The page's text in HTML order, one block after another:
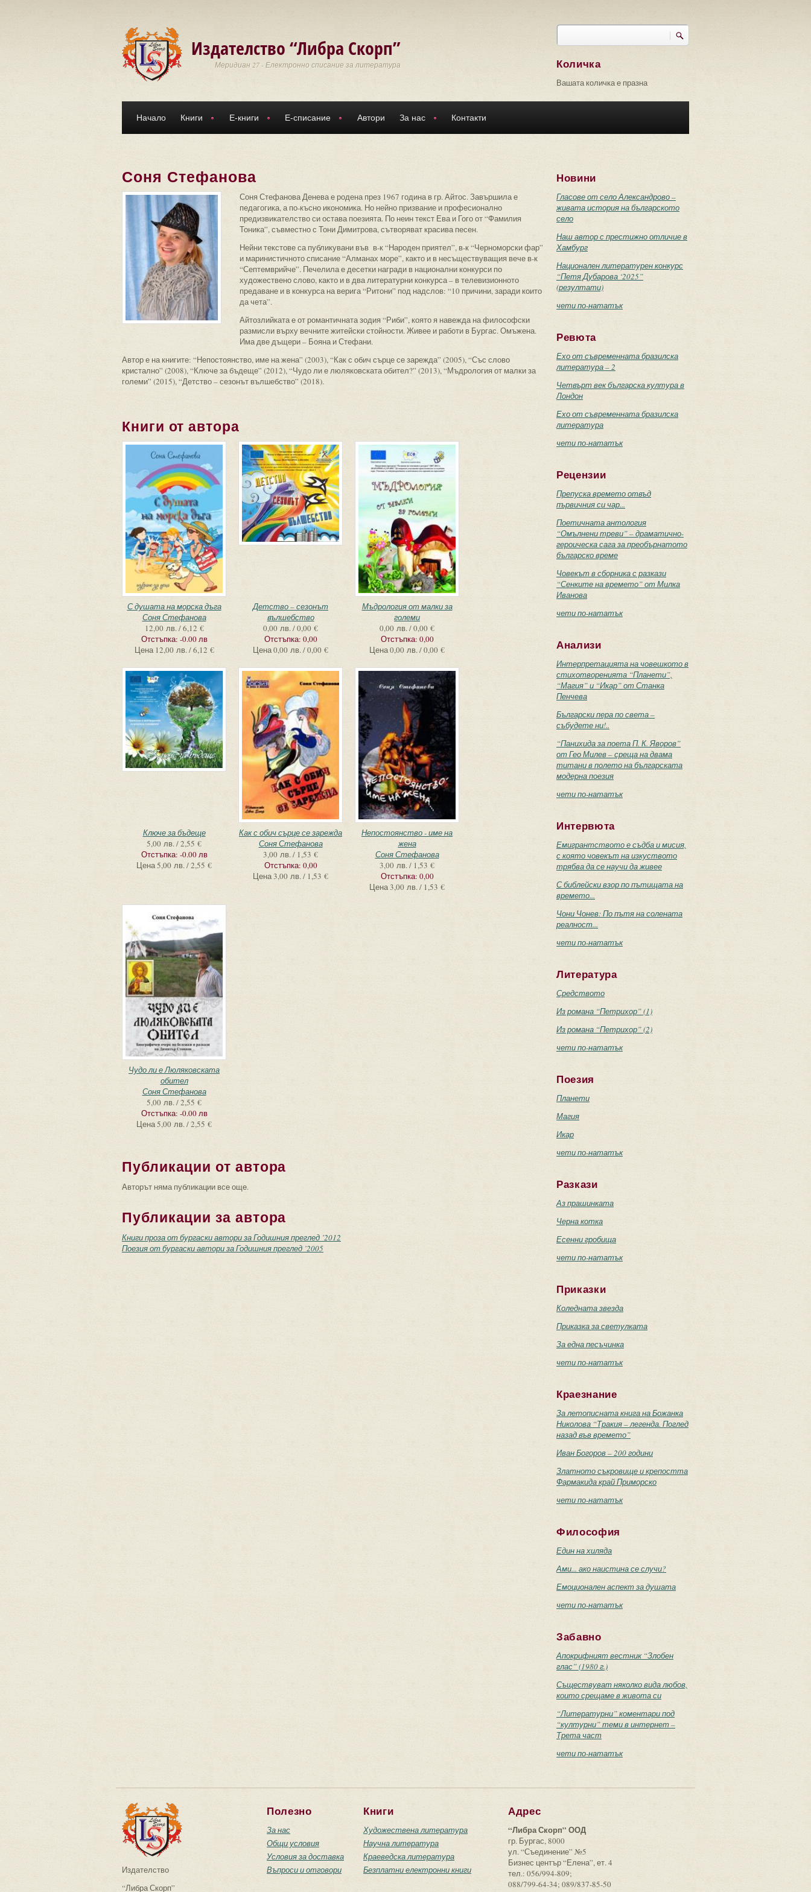
Издателство “Либра Скорп”
Меридиан 27 - Електронно списание за литература
Търси
Количка
Вашата количка е празна
Начало Книги Е-книги Е-списание Автори За нас Контакти
Соня Стефанова
Соня Стефанова Денева е родена през 1967 година в гр. Айтос. Завършила е
педагогика, а по-късно икономика. Но нейно призвание и професионално
предизвикателство си остава поезията. По неин текст Ева и Гого от “Фамилия
Тоника”, съвместно с Тони Димитрова, сътворяват красива песен.
Нейни текстове са публикувани във в-к “Народен приятел”, в-к “Черноморски фар”
и маринистичното списание “Алманах море”, както и в несъществуващия вече в-к
“Септемврийче”. Печелила е десетки награди в национални конкурси по
художествено слово, както и в два литературни конкурса – в телевизионното
предаване и в конкурса на верига “Ритони” под надслов: “10 причини, заради които
да чета”.
Айтозлийката е от романтичната зодия “Риби”, която я навежда на философски
размисли върху вечните житейски стойности. Живее и работи в Бургас. Омъжена.
Има две дъщери – Бояна и Стефани.
Автор е на книгите: “Непостоянство, име на жена” (2003), “Как с обич сърце се зарежда” (2005), “Със слово
кристално” (2008), “Ключе за бъдеще” (2012), “Чудо ли е люляковската обител?” (2013), “Мъдрология от малки за
големи” (2015), “Детство – сезонът вълшебство” (2018).
Книги от автора
С душата на морска дъга
Соня Стефанова
12,00 лв. / 6,12 €
Отстъпка: -0.00 лв
Цена 12,00 лв. / 6,12 €
Детство – сезонът
вълшебство
0,00 лв. / 0,00 €
Отстъпка: 0,00
Цена0,00 лв. / 0,00 €
Мъдрология от малки за
големи
0,00 лв. / 0,00 €
Отстъпка: 0,00
Цена0,00 лв. / 0,00 €
Ключе за бъдеще
5,00 лв. / 2,55 €
Отстъпка: -0.00 лв
Цена5,00 лв. / 2,55 €
Как с обич сърце се зарежда
Соня Стефанова
3,00 лв. / 1,53 €
Отстъпка: 0,00
Цена3,00 лв. / 1,53 €
Непостоянство - име на
жена
Соня Стефанова
3,00 лв. / 1,53 €
Отстъпка: 0,00
Цена3,00 лв. / 1,53 €
Чудо ли е Люляковската
обител
Соня Стефанова
5,00 лв. / 2,55 €
Отстъпка: -0.00 лв
Цена5,00 лв. / 2,55 €
Публикации от автора
Авторът няма публикации все още.
Публикации за автора
Книги проза от бургаски автори за Годишния преглед ’2012
Поезия от бургаски автори за Годишния преглед ’2005
Новини
Гласове от село Александрово –
живата история на българското
село
Наш автор с престижно отличие в
Хамбург
Национален литературен конкурс
“Петя Дубарова ‘2025”
(резултати)
чети по-нататък
Ревюта
Ехо от съвременната бразилска
литература – 2
Четвърт век българска култура в
Лондон
Ехо от съвременната бразилска
литература
чети по-нататък
Рецензии
Препуска времето отвъд
първичния си чар...
Поетичната антология
“Омълнени треви” – драматично-
героическа сага за преобърнатото
българско време
Човекът в сборника с разкази
“Сенките на времето” от Милка
Иванова
чети по-нататък
Анализи
Интерпретацията на човешкото в
стихотворенията “Планети”,
“Магия” и “Икар” от Станка
Пенчева
Български пера по света –
събудете ни!..
“Панихида за поета П. К. Яворов”
от Гео Милев – среща на двама
титани в полето на българската
модерна поезия
чети по-нататък
Интервюта
Емигрантството е съдба и мисия,
с която човекът на изкуството
трябва да се научи да живее
С библейски взор по пътищата на
времето...
Чони Чонев: По пътя на солената
реалност...
чети по-нататък
Литература
Средството
Из романа “Петрихор” (1)
Из романа “Петрихор” (2)
чети по-нататък
Поезия
Планети
Магия
Икар
чети по-нататък
Разкази
Аз прашинката
Черна котка
Есенни гробища
чети по-нататък
Приказки
Коледната звезда
Приказка за светулката
За една песъчинка
чети по-нататък
Краезнание
За летописната книга на Божанка
Николова “Тракия – легенда. Поглед
назад във времето”
Иван Богоров – 200 години
Златното съкровище и крепостта
Фармакида край Приморско
чети по-нататък
Философия
Един на хиляда
Ами... ако наистина се случи?
Емоционален аспект за душата
чети по-нататък
Забавно
Апокрифният вестник “Злобен
глас” (1980 г.)
Съществуват няколко вида любов,
които срещаме в живота си
“Литературни” коментари под
“културни” теми в интернет –
Трета част
чети по-нататък
Издателство
“Либра Скорп”
Полезно
За нас
Общи условия
Условия за доставка
Въпроси и отговори
Книги
Художествена литература
Научна литература
Краеведска литература
Безплатни електронни книги
Адрес
“Либра Скорп” ООД
гр. Бургас, 8000
ул. “Съединение” №5
Бизнес център “Елена”, ет. 4
тел.: 056/994-809;
088/799-64-34; 089/837-85-50